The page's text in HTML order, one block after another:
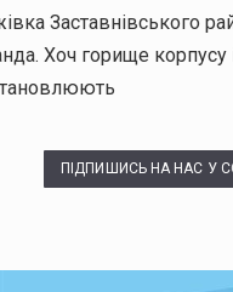
Заставнівського
Хоч горище корпусу
ПІДПИШИСЬ НА НАС У